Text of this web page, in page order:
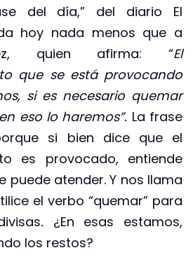
del día,” del diario El
hoy nada menos que a
quien afirma: “El
que se está provocando
si es necesario quemar
eso lo haremos”. La frase
si bien dice que el
es provocado, entiende
puede atender. Y nos llama
el verbo “quemar” para
. ¿En esas estamos,
los restos?